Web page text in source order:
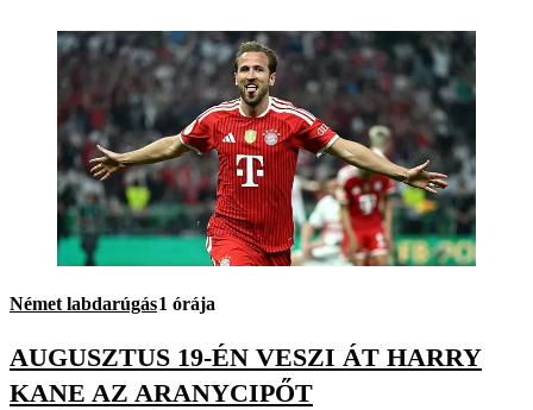
Német labdarúgás1 órája
AUGUSZTUS 19-ÉN VESZI ÁT HARRY
KANE AZ ARANYCIPŐT